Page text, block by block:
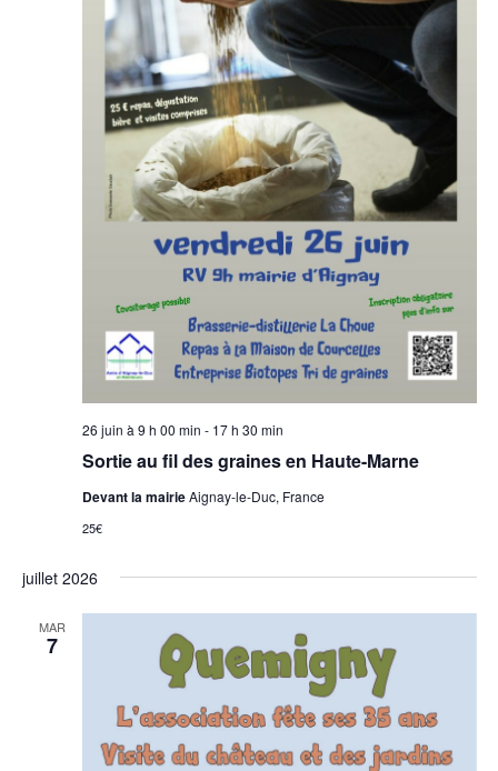
Sortie au fil des graines en Haute-Marne
26 juin à 9 h 00 min - 17 h 30 min
Devant la mairieAignay-le-Duc, France
25€
juillet 2026
MAR
7